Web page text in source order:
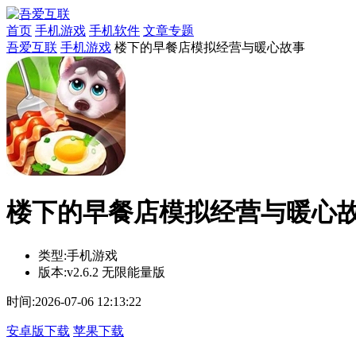
首页 手机游戏 手机软件 文章专题
吾爱互联 手机游戏 楼下的早餐店模拟经营与暖心故事
楼下的早餐店模拟经营与暖心
类型:手机游戏
版本:v2.6.2 无限能量版
时间:2026-07-06 12:13:22
安卓版下载 苹果下载